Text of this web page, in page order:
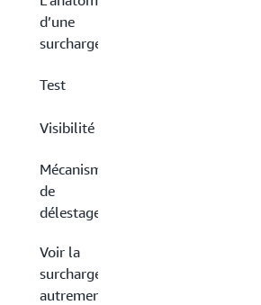
d’une
surcharge
Test
Visibilité
Mécanismes
de
délestage
Voir la
surcharge
autrement